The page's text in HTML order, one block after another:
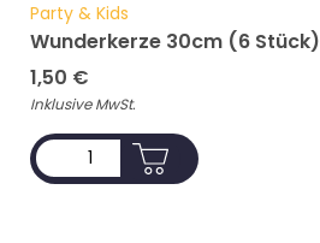
Party & Kids
Wunderkerze 30cm (6 Stück)
1,50 €
Inklusive MwSt.